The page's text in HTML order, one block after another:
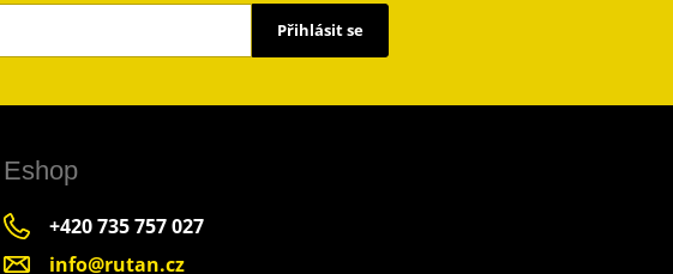
Přihlásit se
Eshop
+420 735 757 027
info@rutan.cz